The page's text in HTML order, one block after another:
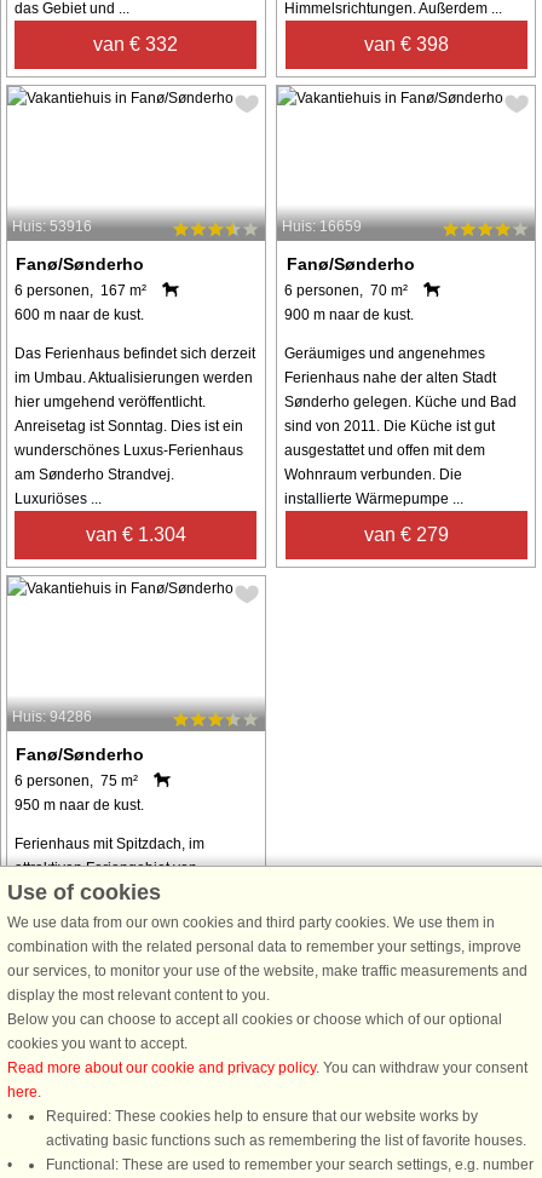
das Gebiet und ...
van € 332
Himmelsrichtungen. Außerdem ...
van € 398
Huis: 53916
Fanø/Sønderho
6 personen, 167 m²
600 m naar de kust.
Das Ferienhaus befindet sich derzeit
im Umbau. Aktualisierungen werden
hier umgehend veröffentlicht.
Anreisetag ist Sonntag. Dies ist ein
wunderschönes Luxus-Ferienhaus
am Sønderho Strandvej.
Luxuriöses ...
van € 1.304
Huis: 16659
Fanø/Sønderho
6 personen, 70 m²
900 m naar de kust.
Geräumiges und angenehmes
Ferienhaus nahe der alten Stadt
Sønderho gelegen. Küche und Bad
sind von 2011. Die Küche ist gut
ausgestattet und offen mit dem
Wohnraum verbunden. Die
installierte Wärmepumpe ...
van € 279
Huis: 94286
Fanø/Sønderho
6 personen, 75 m²
950 m naar de kust.
Ferienhaus mit Spitzdach, im
attraktiven Feriengebiet von
Sønderho, auf einem weitläufigen
Naturgrundstück gelegen. Vom
Wohnzimmer hat man schönen
Ausblick ins Grüne. Der Holzofen
sorgt bei Bedarf für ...
van € 948
Allevakantiewoningen in de omgeving
Use of cookies
We use data from our own cookies and third party cookies. We use them in
combination with the related personal data to remember your settings, improve
our services, to monitor your use of the website, make traffic measurements and
display the most relevant content to you.
Below you can choose to accept all cookies or choose which of our optional
cookies you want to accept.
Read more about our cookie and privacy policy. You can withdraw your consent
here.
Required: These cookies help to ensure that our website works by
activating basic functions such as remembering the list of favorite houses.
Functional: These are used to remember your search settings, e.g. number